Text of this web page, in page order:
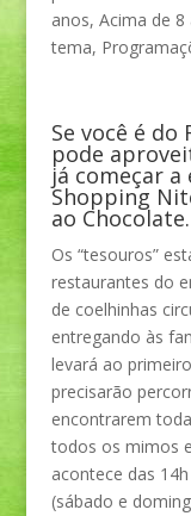
anos, Acima de 8
tema,
Se você é do
pode
já começar
Shopping
ao Chocolate.
Os “tesouros”
restaurantes do
de coelhinhas
entregando às
levará ao
precisarão
encontrarem
todos os mimos
acontece das
(sábado e